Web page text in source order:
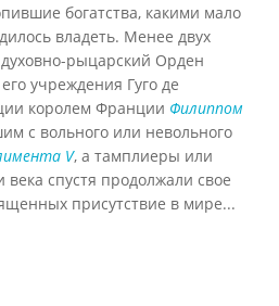
богатства, какими мало
владеть. Менее двух
рыцарский Орден
учреждения Гуго де
королем Франции Филиппом
с вольного или невольного
V, а тамплиеры или
спустя продолжали свое
присутствие в мире...